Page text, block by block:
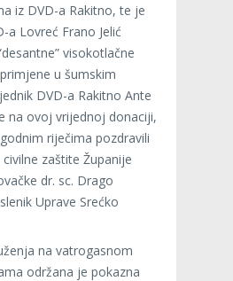
iz DVD-a Rakitno, te je
a Lovreć Frano Jelić
visokotlačne
u šumskim
DVD-a Rakitno Ante
na ovoj vrijednoj donaciji,
riječima pozdravili
zaštite Županije
dr. sc. Drago
Uprave Srećko
na vatrogasnom
održana je pokazna